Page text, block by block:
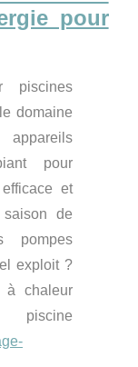
pour
piscines
domaine
pour
et
saison de
pompes
exploit ?
à chaleur